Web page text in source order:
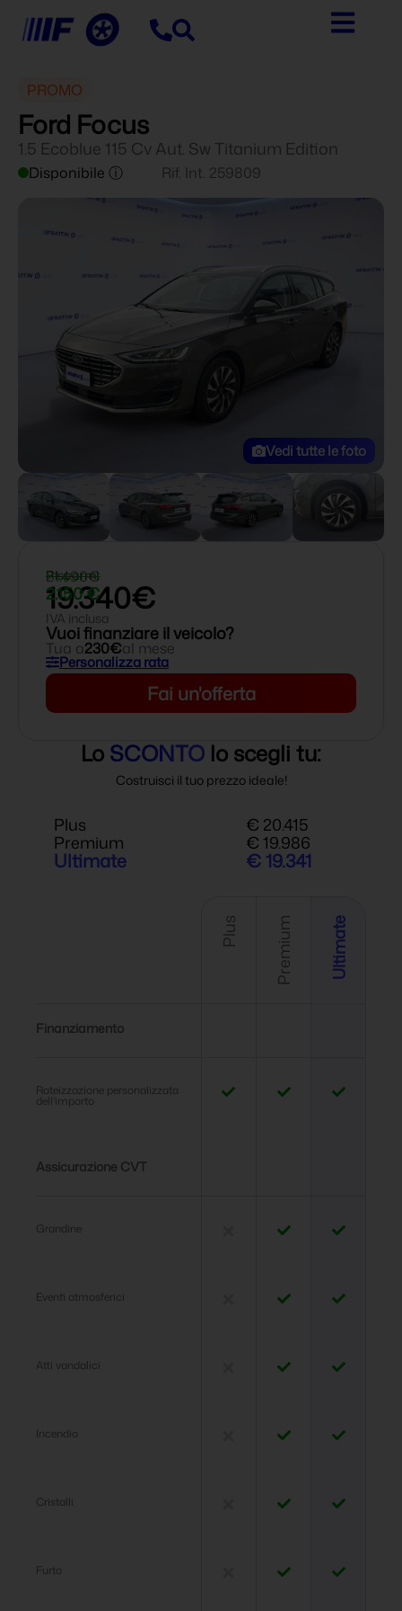
PROMO
Ford Focus
1.5 Ecoblue 115 Cv Aut. Sw Titanium Edition
Disponibile ⓘ Rif. Int. 259809
Vedi tutte le foto
21.490€
19.340€
IVA inclusa
Risparmi
2.150 €
Vuoi finanziare il veicolo?
Tua a230€al mese
Personalizza rata
Fai un'offerta
Lo SCONTO lo scegli tu:
Costruisci il tuo prezzo ideale!
Plus € 20.415
Premium € 19.986
Ultimate € 19.341
Plus Premium Ultimate
Finanziamento
Rateizzazione personalizzata
dell'importo
Assicurazione CVT
Grandine
Eventi atmosferici
Atti vandalici
Incendio
Cristalli
Furto